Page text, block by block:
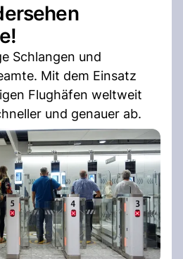
Schlangen und
Mit dem Einsatz
Flughäfen weltweit
und genauer ab.